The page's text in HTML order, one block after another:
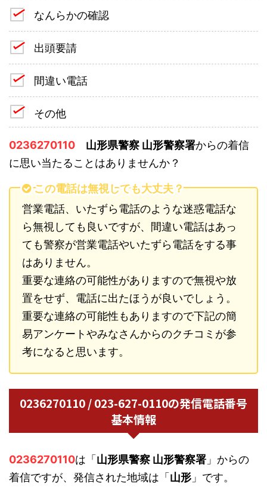
なんらかの確認
出頭要請
間違い電話
その他
0236270110 山形県警察 山形警察署からの着信
に思い当たることはありませんか？
この電話は無視しても大丈夫？
営業電話、いたずら電話のような迷惑電話な
ら無視しても良いですが、間違い電話はあっ
ても警察が営業電話やいたずら電話をする事
はありません。
重要な連絡の可能性がありますので無視や放
置をせず、電話に出たほうが良いでしょう。
重要な連絡の可能性もありますので下記の簡
易アンケートやみなさんからのクチコミが参
考になると思います。
0236270110 / 023-627-0110の発信電話番号
基本情報
0236270110は「山形県警察 山形警察署 」からの
着信ですが、発信された地域は「山形 」です。